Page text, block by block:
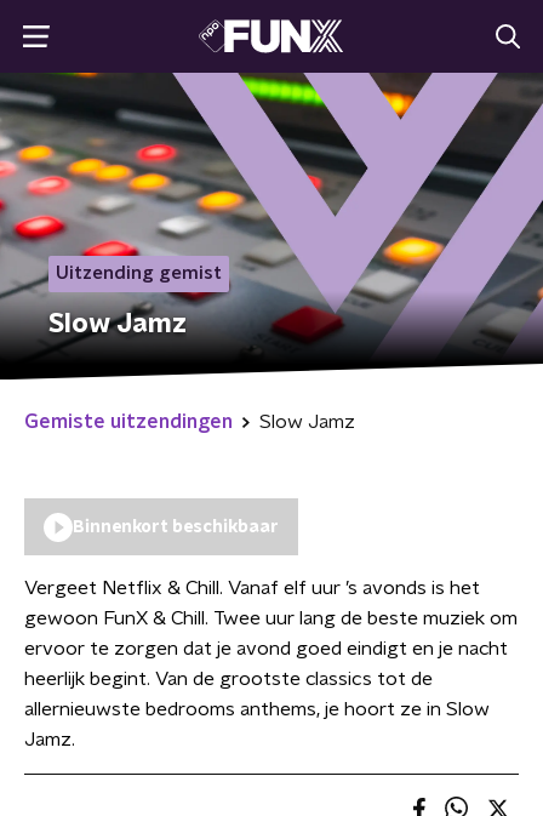
Uitzending gemist
Slow Jamz
Gemiste uitzendingen Slow Jamz
Binnenkort beschikbaar
Vergeet Netflix & Chill. Vanaf elf uur ’s avonds is het
gewoon FunX & Chill. Twee uur lang de beste muziek om
ervoor te zorgen dat je avond goed eindigt en je nacht
heerlijk begint. Van de grootste classics tot de
allernieuwste bedrooms anthems, je hoort ze in Slow
Jamz.